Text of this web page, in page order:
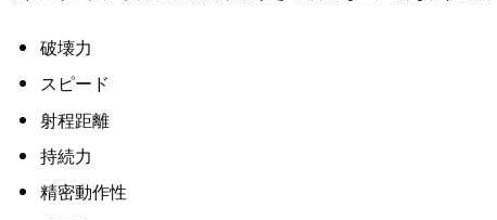
破壊力
スピード
射程距離
持続力
精密動作性